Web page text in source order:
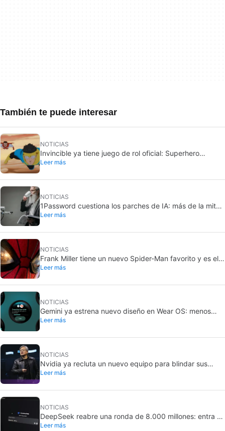
También te puede interesar
NOTICIAS
Invincible ya tiene juego de rol oficial: Superhero
Roleplaying ya está disponible
Leer más
NOTICIAS
1Password cuestiona los parches de IA: más de la mitad
arrastran errores
Leer más
NOTICIAS
Frank Miller tiene un nuevo Spider-Man favorito y es el
de Brand New Day
Leer más
NOTICIAS
Gemini ya estrena nuevo diseño en Wear OS: menos
invasivo en tu reloj
Leer más
NOTICIAS
Nvidia ya recluta un nuevo equipo para blindar sus
modelos abiertos
Leer más
NOTICIAS
DeepSeek reabre una ronda de 8.000 millones: entra en
Unitree Robotics
Leer más